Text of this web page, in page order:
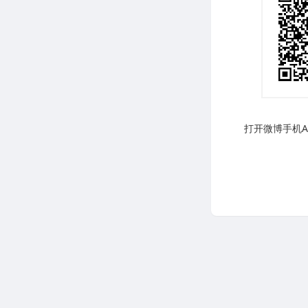
打开微博手机